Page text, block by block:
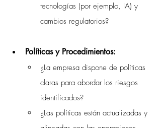
tecnologías (por ejemplo, IA) y
cambios regulatorios?
Políticas y Procedimientos:
¿La empresa dispone de políticas
claras para abordar los riesgos
identificados?
¿Las políticas están actualizadas y